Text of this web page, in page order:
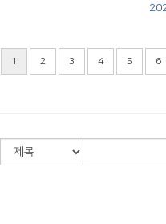
1 2 3 4 5 6